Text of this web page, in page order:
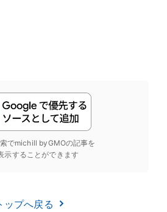
でmichill byGMOの記事を
示することができます
ップへ戻る